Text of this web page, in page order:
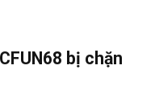
bị chặn